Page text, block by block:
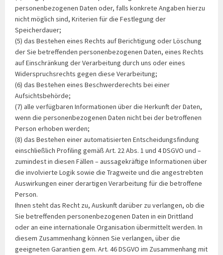
personenbezogenen Daten oder, falls konkrete Angaben hierzu
nicht möglich sind, Kriterien für die Festlegung der
Speicherdauer;
(5) das Bestehen eines Rechts auf Berichtigung oder Löschung
der Sie betreffenden personenbezogenen Daten, eines Rechts
auf Einschränkung der Verarbeitung durch uns oder eines
Widerspruchsrechts gegen diese Verarbeitung;
(6) das Bestehen eines Beschwerderechts bei einer
Aufsichtsbehörde;
(7) alle verfügbaren Informationen über die Herkunft der Daten,
wenn die personenbezogenen Daten nicht bei der betroffenen
Person erhoben werden;
(8) das Bestehen einer automatisierten Entscheidungsfindung
einschließlich Profiling gemäß Art. 22 Abs. 1 und 4 DSGVO und –
zumindest in diesen Fällen – aussagekräftige Informationen über
die involvierte Logik sowie die Tragweite und die angestrebten
Auswirkungen einer derartigen Verarbeitung für die betroffene
Person.
Ihnen steht das Recht zu, Auskunft darüber zu verlangen, ob die
Sie betreffenden personenbezogenen Daten in ein Drittland
oder an eine internationale Organisation übermittelt werden. In
diesem Zusammenhang können Sie verlangen, über die
geeigneten Garantien gem. Art. 46 DSGVO im Zusammenhang mit